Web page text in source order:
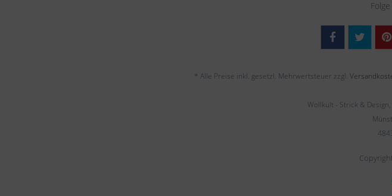
* Alle Preise inkl. gesetzl. Mehrwertsteuer zzgl.
Wollkult - Strick &